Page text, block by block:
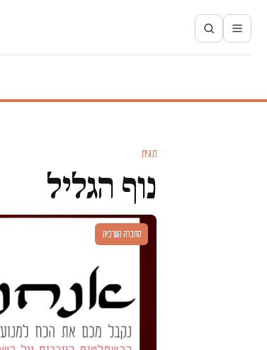
תגית
נוף הגליל
החברה הערבית